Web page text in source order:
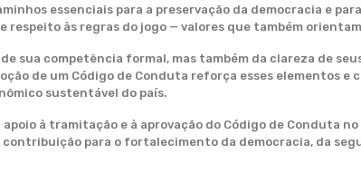
essenciais para a preservação da democracia e
respeito às regras do jogo — valores que também
sua competência formal, mas também da clareza de
de um Código de Conduta reforça esses elementos
sustentável do país.
à tramitação e à aprovação do Código de Conduta no
para o fortalecimento da democracia, da